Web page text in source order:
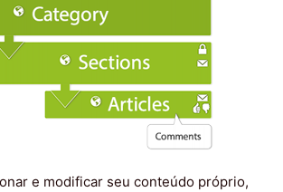
e modificar seu conteúdo próprio,